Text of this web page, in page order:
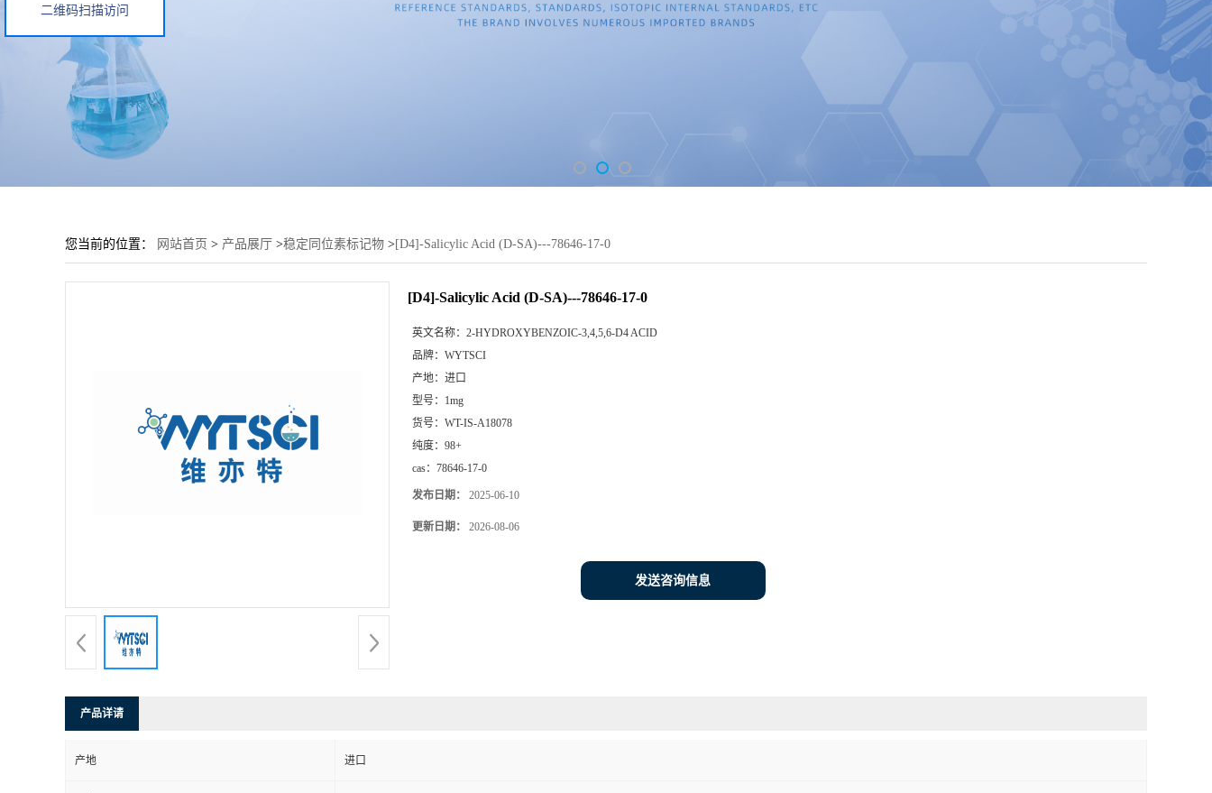
您当前的位置： 网站首页 > 产品展厅 >稳定同位素标记物 >[D4]-Salicylic Acid (D-SA)---78646-17-0
[D4]-Salicylic Acid (D-SA)---78646-17-0
英文名称： 2-HYDROXYBENZOIC-3,4,5,6-D4 ACID
品牌： WYTSCI
产地： 进口
型号： 1mg
货号： WT-IS-A18078
纯度： 98+
cas： 78646-17-0
发布日期： 2025-06-10
更新日期： 2026-08-06
发送咨询信息
产品详请
产地 进口
二维码扫描访问